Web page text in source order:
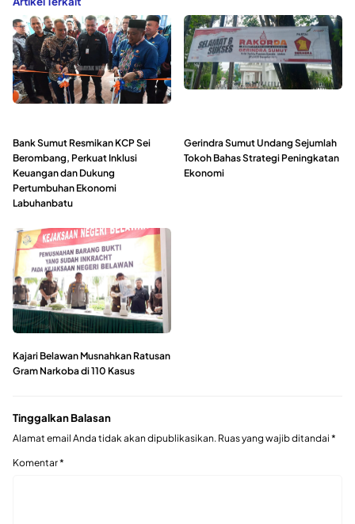
Bank Sumut Resmikan KCP Sei
Berombang, Perkuat Inklusi
Keuangan dan Dukung
Pertumbuhan Ekonomi
Labuhanbatu
Gerindra Sumut Undang Sejumlah
Tokoh Bahas Strategi Peningkatan
Ekonomi
Kajari Belawan Musnahkan Ratusan
Gram Narkoba di 110 Kasus
Tinggalkan Balasan
Alamat email Anda tidak akan dipublikasikan. Ruas yang wajib ditandai *
Komentar*